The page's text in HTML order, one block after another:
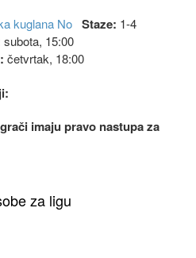
kuglana No Staze: 1-4
subota, 15:00
četvrtak, 18:00
imaju pravo nastupa za
za ligu